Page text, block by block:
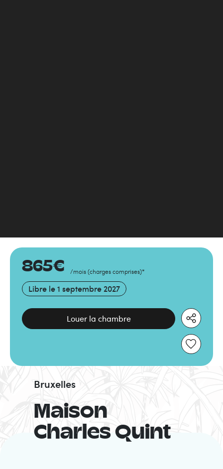
865€ /mois (charges comprises)*
Libre le 1 septembre 2027
Louer la chambre
Maison
Charles Quint
Bruxelles